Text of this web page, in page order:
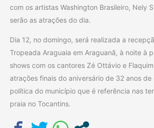
com os artistas Washington Brasileiro, Nely
serão as atrações do dia.
Dia 12, no domingo, será realizada a
Tropeada Araguaia em Araguanã, à noite à
shows com os cantores Zé Ottávio e
atrações finais do aniversário de 32 anos de
política do município que é referência nas
praia no Tocantins.